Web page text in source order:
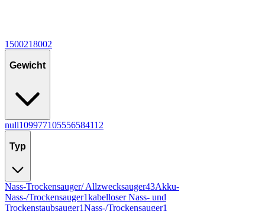
1500218002
Gewicht
null10997710555658411 2
Typ
Nass-Trockensauger/ Allzwecksauger43Akku-
Nass-/Trockensauger1kabelloser Nass- und
Trockenstaubsauger1Nass-/Trockensauger1